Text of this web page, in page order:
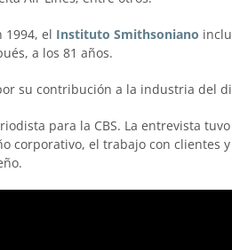
1994, el Instituto Smithsoniano
a los 81 años.
su contribución a la industria del
para la CBS. La entrevista
corporativo, el trabajo con clientes